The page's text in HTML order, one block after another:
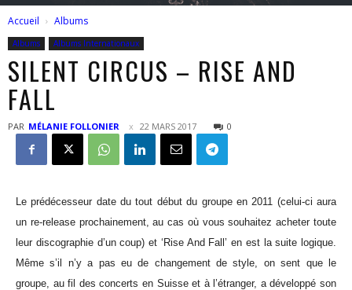
Accueil Albums
Albums Albums Internationaux
SILENT CIRCUS – RISE AND
FALL
PAR MÉLANIE FOLLONIER 22 MARS 2017 0
Le prédécesseur date du tout début du groupe en 2011 (celui-ci aura
un re-release prochainement, au cas où vous souhaitez acheter toute
leur discographie d’un coup) et ‘Rise And Fall’ en est la suite logique.
Même s’il n’y a pas eu de changement de style, on sent que le
groupe, au fil des concerts en Suisse et à l’étranger, a développé son